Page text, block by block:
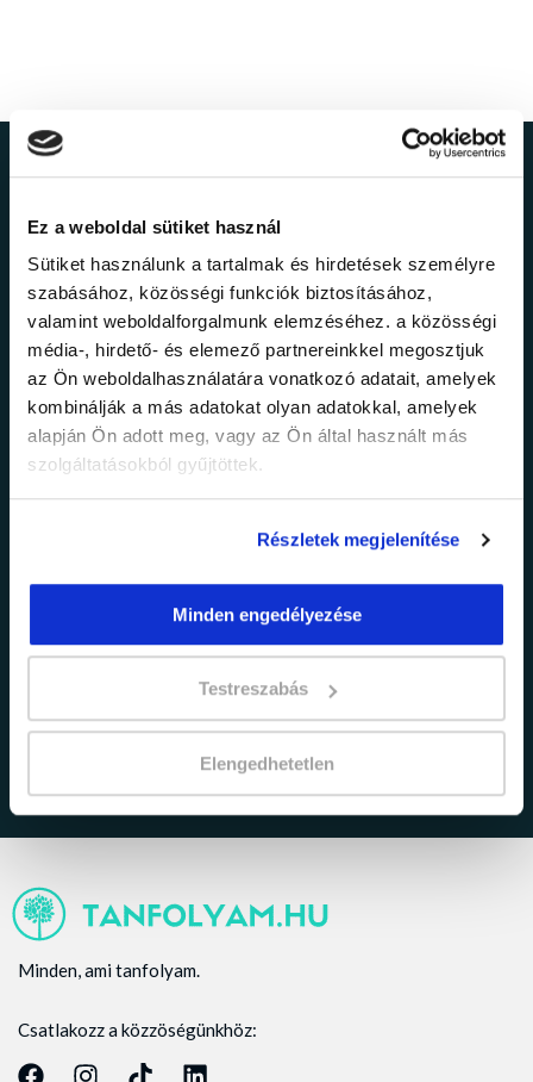
Ez a weboldal sütiket használ
Sütiket használunk a tartalmak és hirdetések személyre
szabásához, közösségi funkciók biztosításához,
valamint weboldalforgalmunk elemzéséhez. a közösségi
média-, hirdető- és elemező partnereinkkel megosztjuk
az Ön weboldalhasználatára vonatkozó adatait, amelyek
kombinálják a más adatokat olyan adatokkal, amelyek
alapján Ön adott meg, vagy az Ön által használt más
szolgáltatásokból gyűjtöttek.
Részletek megjelenítése
Minden engedélyezése
Testreszabás
Elengedhetetlen
Ne maradj le a
legfrissebb
információkról!
Értesülj elsőként legújabb tanfolyamainkról,
legfrissebb híreinkről és időszakos
promócióinkról.
Elfogadom azadatkezelési tájékoztatóban
Minden, ami tanfolyam.
Csatlakozz a közzöségünkhöz: